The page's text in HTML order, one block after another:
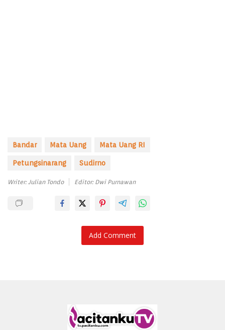
Bandar Mata Uang Mata Uang RI
Petungsinarang Sudirno
Writer: Julian Tondo Editor: Dwi Purnawan
Add Comment